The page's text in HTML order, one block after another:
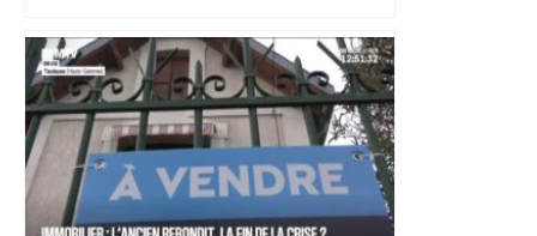
les agriculteurs manifestent malgré les
interdictions